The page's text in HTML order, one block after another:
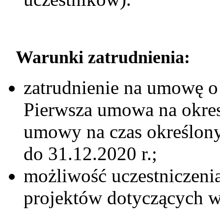
Warunki zatrudnienia:
zatrudnienie na umowę
Pierwsza umowa na
umowy na czas
do 31.12.2020 r.;
możliwość
projektów dotyczących